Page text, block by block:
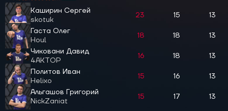
Каширин Сергей
skotuk
23 15
13
Гаста Олег
Houl
18 18
13
Чиковани Давид
4AKTOP
16 18
13
Политов Иван
Helixo
15 16
13
Альгашов Григорий
NickZaniat
15 17 13